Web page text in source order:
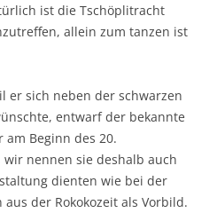
ist die Tschöplitracht
allein zum tanzen ist
er sich neben der schwarzen
entwarf der bekannte
Beginn des 20.
nennen sie deshalb auch
dienten wie bei der
der Rokokozeit als Vorbild.